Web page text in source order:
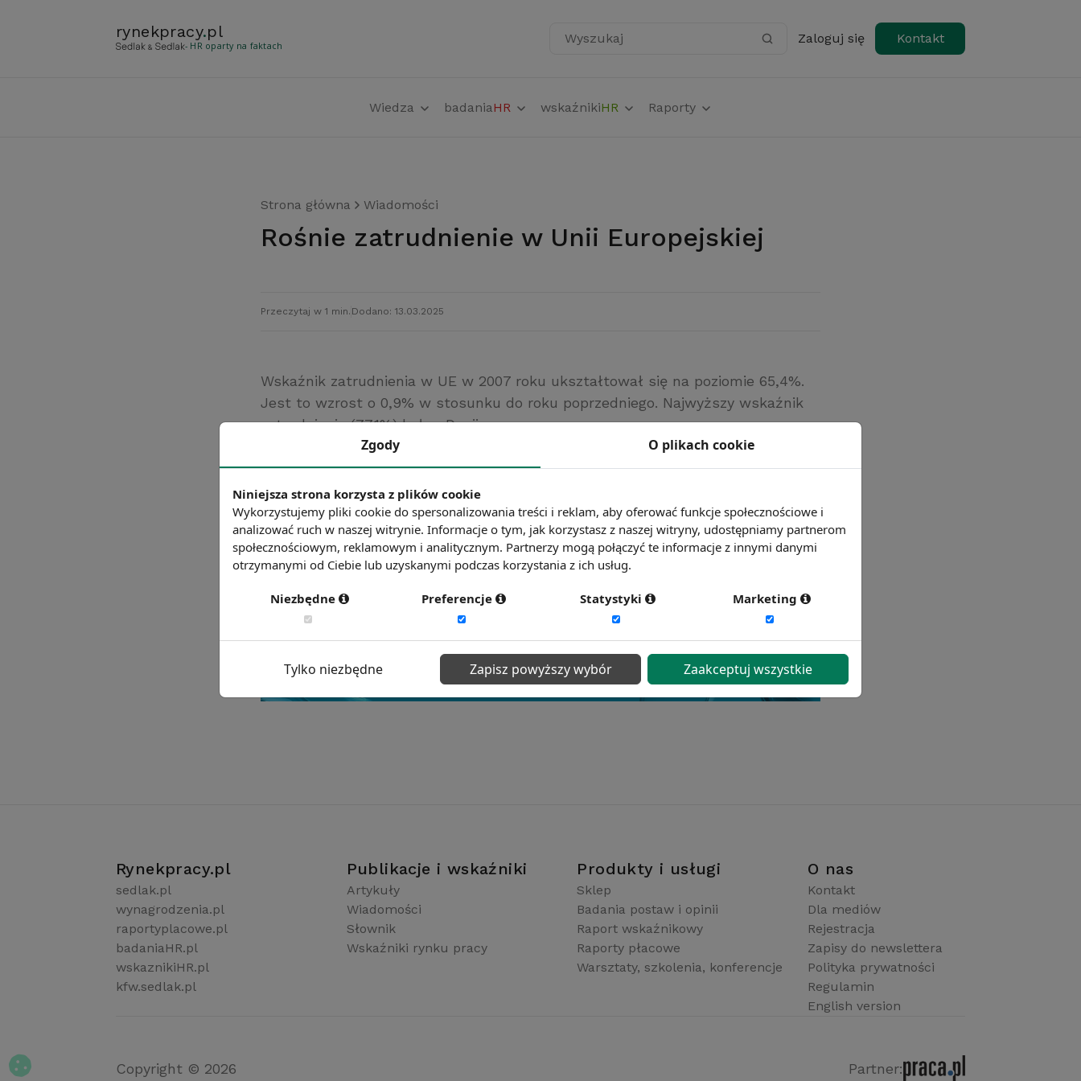
rynekpracy.pl
- HR oparty na faktach Wyszukaj Zaloguj się Kontakt
Wiedza badaniaHR wskaźnikiHR Raporty
Strona główna Wiadomości
Rośnie zatrudnienie w Unii Europejskiej
Przeczytaj w 1 min. Dodano: 13.03.2025
Wskaźnik zatrudnienia w UE w 2007 roku ukształtował się na poziomie 65,4%.
Jest to wzrost o 0,9% w stosunku do roku poprzedniego. Najwyższy wskaźnik
zatrudnienia (77,1%) był w Danii.
Źródło: Eurostat
Chcesz wiedzieć więcej?Zobacz więcej wiadomości
Rynekpracy.pl
sedlak.pl
wynagrodzenia.pl
raportyplacowe.pl
badaniaHR.pl
wskaznikiHR.pl
kfw.sedlak.pl
Publikacje i wskaźniki
Artykuły
Wiadomości
Słownik
Wskaźniki rynku pracy
Produkty i usługi
Sklep
Badania postaw i opinii
Raport wskaźnikowy
Raporty płacowe
Warsztaty, szkolenia, konferencje
O nas
Kontakt
Dla mediów
Rejestracja
Zapisy do newslettera
Polityka prywatności
Regulamin
English version
Copyright © 2026 Partner:
Zgody O plikach cookie
Niniejsza strona korzysta z plików cookie
Wykorzystujemy pliki cookie do spersonalizowania treści i reklam, aby oferować funkcje społecznościowe i
analizować ruch w naszej witrynie. Informacje o tym, jak korzystasz z naszej witryny, udostępniamy partnerom
społecznościowym, reklamowym i analitycznym. Partnerzy mogą połączyć te informacje z innymi danymi
otrzymanymi od Ciebie lub uzyskanymi podczas korzystania z ich usług.
Niezbędne Preferencje Statystyki Marketing
Tylko niezbędne Zapisz powyższy wybór Zaakceptuj wszystkie